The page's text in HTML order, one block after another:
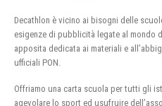
Decathlon è vicino ai bisogni delle
esigenze di pubblicità legate al mondo
apposita dedicata ai materiali e
ufficiali PON.
Offriamo una carta scuola per tutti gli
agevolare lo sport ed usufruire